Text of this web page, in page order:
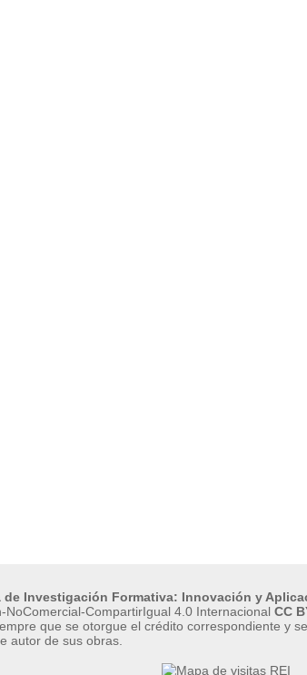
de Investigación Formativa: Innovación y
NoComercial-CompartirIgual 4.0 Internacional CC
que se otorgue el crédito correspondiente y
autor de sus obras.